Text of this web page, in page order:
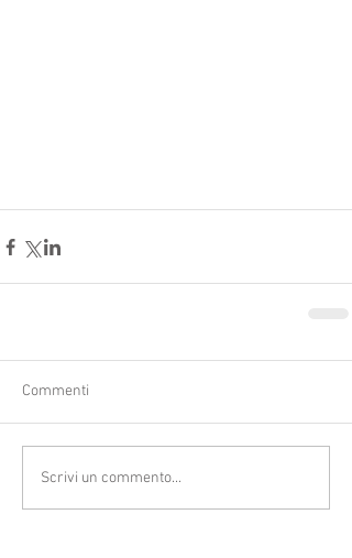
Commenti
Scrivi un commento...